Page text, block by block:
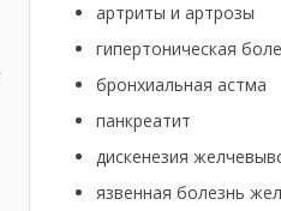
артриты и артрозы
гипертоническая
бронхиальная астма
панкреатит
дискенезия
язвенная болезнь